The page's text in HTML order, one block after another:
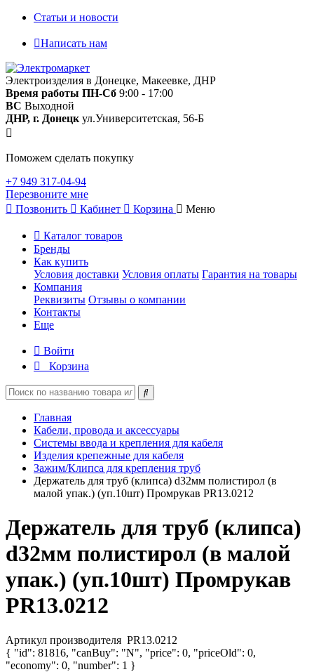
Статьи и новости
Написать нам
Электроизделия в Донецке, Макеевке, ДНР
Время работы ПН-Сб 9:00 - 17:00
ВС Выходной
ДНР, г. Донецк ул.Университетская, 56-Б
Поможем сделать покупку
+7 949 317-04-94
Перезвоните мне
Позвонить
Кабинет Корзина Меню
Каталог товаров
Бренды
Как купить
Условия доставки Условия оплаты Гарантия на товары
Компания
Реквизиты Отзывы о компании
Контакты
Еще
Войти
Корзина
Главная
Кабели, провода и аксессуары
Системы ввода и крепления для кабеля
Изделия крепежные для кабеля
Зажим/Клипса для крепления труб
Держатель для труб (клипса) d32мм полистирол (в
малой упак.) (уп.10шт) Промрукав PR13.0212
Держатель для труб (клипса)
d32мм полистирол (в малой
упак.) (уп.10шт) Промрукав
PR13.0212
Артикул производителя PR13.0212
{ "id": 81816, "canBuy": "N", "price": 0, "priceOld": 0,
"economy": 0, "number": 1 }